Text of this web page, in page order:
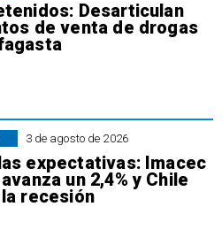
Desarticulan
de venta de drogas
3 de agosto de 2026
expectativas: Imacec
un 2,4% y Chile
recesión